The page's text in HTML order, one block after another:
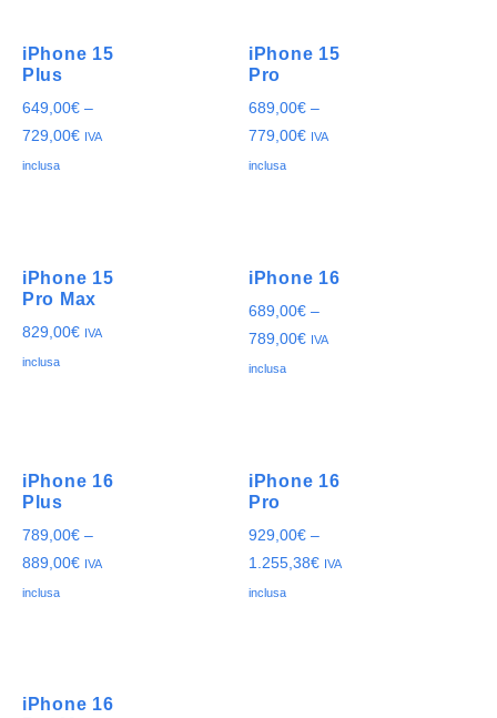
iPhone 15
Plus
649,00€ –
729,00€ IVA
inclusa
iPhone 15
Pro
689,00€ –
779,00€ IVA
inclusa
iPhone 15
Pro Max
829,00€ IVA
inclusa
iPhone 16
689,00€ –
789,00€ IVA
inclusa
iPhone 16
Plus
789,00€ –
889,00€ IVA
inclusa
iPhone 16
Pro
929,00€ –
1.255,38€ IVA
inclusa
iPhone 16